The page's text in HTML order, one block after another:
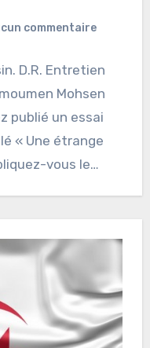
commentaire
D.R. Entretien
Mohsen
publié un essai
« Une étrange
vous le…